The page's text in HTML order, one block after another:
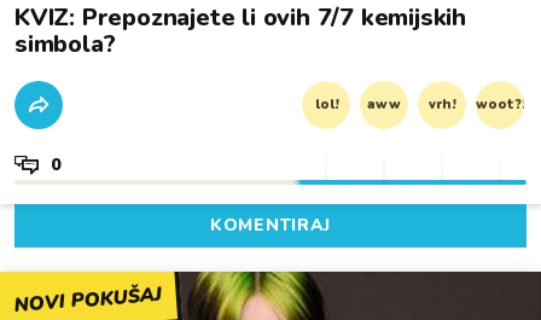
KVIZ: Prepoznajete li ovih 7/7 kemijskih
simbola?
lol! aww vrh! woot?!
0
KOMENTIRAJ
NOVI POKUŠAJ